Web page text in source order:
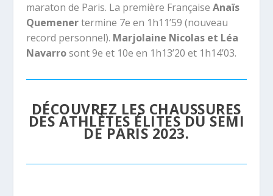
maraton de Paris. La première Française Anaïs
Quemenertermine 7e en 1h11’59 (nouveau
record personnel). Marjolaine Nicolas et Léa
Navarrosont 9e et 10e en 1h13’20 et 1h14’03.
DÉCOUVREZ LES CHAUSSURES
DES ATHLÈTES ÉLITES DU SEMI
DE PARIS 2023.